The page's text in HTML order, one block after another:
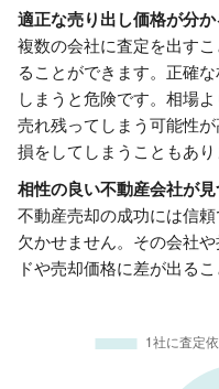
適正な売り出し価格が分か
複数の会社に査定を出す
ることができます。正確
しまうと危険です。相場
売れ残ってしまう可能性
損をしてしまうこともあり
相性の良い不動産会社が
不動産売却の成功には信
欠かせません。その会社
ドや売却価格に差が出るこ